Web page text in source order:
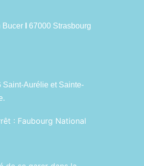
Bucer
67000 Strasbourg
Saint-Aurélie et Sainte-
: Faubourg National